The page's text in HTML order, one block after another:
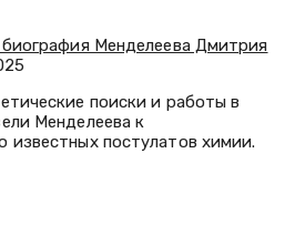
Менделеева Дмитрия
поиски и работы в
Менделеева к
известных постулатов химии.